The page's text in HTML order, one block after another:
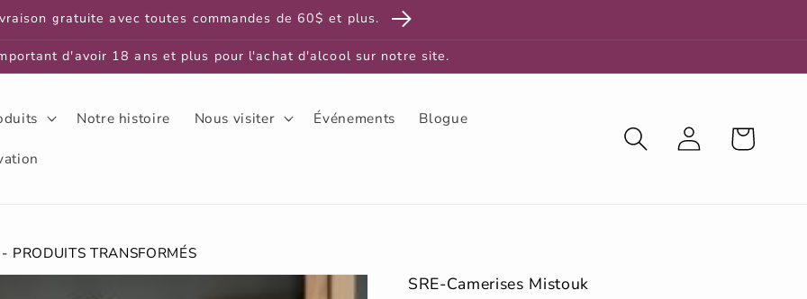
gratuite avec toutes commandes de 60$ et plus.
d'avoir 18 ans et plus pour l'achat d'alcool sur notre site.
Notre histoire Nous visiter Événements Blogue
PRODUITS TRANSFORMÉS
SRE-Camerises Mistouk